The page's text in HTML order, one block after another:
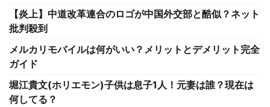
【炎上】中道改革連合のロゴが中国外交部と酷似？ネット
批判殺到
メルカリモバイルは何がいい？メリットとデメリット完全
ガイド
堀江貴文(ホリエモン)子供は息子1人！元妻は誰？現在は
何してる？